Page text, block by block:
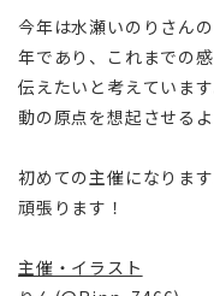
今年は水瀬いのりさん
年であり、これまでの
伝えたいと考えていま
動の原点を想起させる
初めての主催になりま
頑張ります！
主催・イラスト